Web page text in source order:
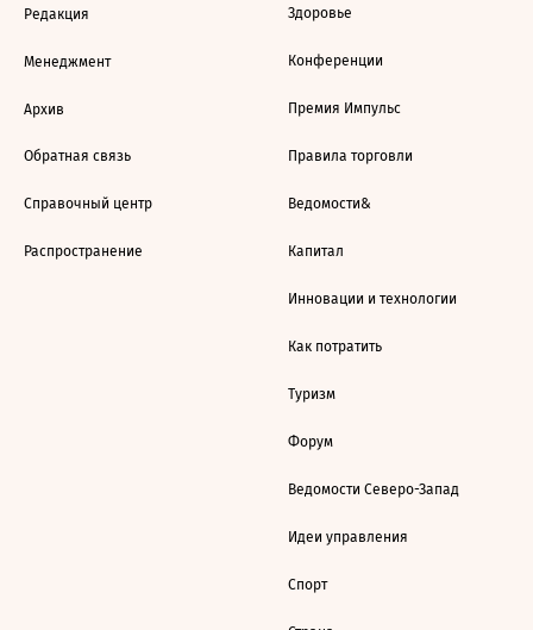
Редакция
Менеджмент
Архив
Обратная связь
Справочный центр
Распространение
Здоровье
Конференции
Премия Импульс
Правила торговли
Ведомости&
Капитал
Инновации и технологии
Как потратить
Туризм
Форум
Ведомости Северо-Запад
Идеи управления
Спорт